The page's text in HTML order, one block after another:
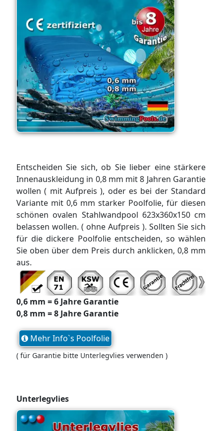
Entscheiden Sie sich, ob Sie lieber eine stärkere
Innenauskleidung in 0,8 mm mit 8 Jahren Garantie
wollen ( mit Aufpreis ), oder es bei der Standard
Variante mit 0,6 mm starker Poolfolie, für diesen
schönen ovalen Stahlwandpool 623x360x150 cm
belassen wollen. ( ohne Aufpreis ). Sollten Sie sich
für die dickere Poolfolie entscheiden, so wählen
Sie oben über dem Preis durch anklicken, 0,8 mm
aus.
0,6 mm = 6 Jahre Garantie
0,8 mm = 8 Jahre Garantie
Mehr Info`s Poolfolie
( für Garantie bitte Unterlegvlies verwenden )
Unterlegvlies